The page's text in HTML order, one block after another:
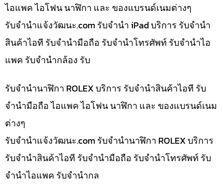
ไอแพค ไอโฟน นาฬิกา และ ของแบรนด์เนมต่างๆ
รับจํานําแจ้งวัฒนะ.com รับจำนำ iPad บริการ รับจำนำ
สินค้าไอที รับจำนำมือถือ รับจำนำโทรศัพท์ รับจำนำไอ
แพค รับจำนำกล้อง รับ
รับจำนำนาฬิกา ROLEX บริการ รับจำนำสินค้าไอที รับ
จำนำมือถือ ไอแพค ไอโฟน นาฬิกา และ ของแบรนด์เนม
ต่างๆ
รับจํานําแจ้งวัฒนะ.com รับจำนำนาฬิกา ROLEX บริการ
รับจำนำสินค้าไอที รับจำนำมือถือ รับจำนำโทรศัพท์ รับ
จำนำไอแพค รับจำนำกล